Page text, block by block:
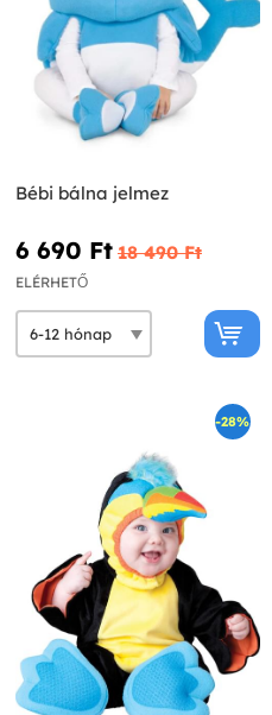
Bébi bálna jelmez
6 690 Ft‎ 18 490 Ft‎
ELÉRHETŐ
-28%